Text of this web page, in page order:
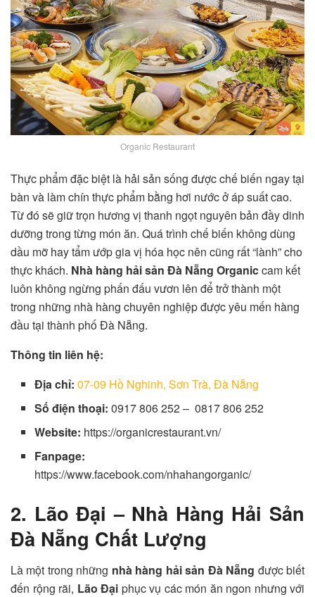
Organic Restaurant
Thực phẩm đặc biệt là hải sản sống được chế biến ngay tại
bàn và làm chín thực phẩm bằng hơi nước ở áp suất cao.
Từ đó sẽ giữ trọn hương vị thanh ngọt nguyên bản đầy dinh
dưỡng trong từng món ăn. Quá trình chế biến không dùng
dầu mỡ hay tẩm ướp gia vị hóa học nên cũng rất “lành” cho
thực khách. Nhà hàng hải sản Đà Nẵng Organiccam kết
luôn không ngừng phấn đấu vươn lên để trở thành một
trong những nhà hàng chuyên nghiệp được yêu mến hàng
đầu tại thành phố Đà Nẵng.
Thông tin liên hệ:
Địa chỉ: 07-09 Hồ Nghinh, Sơn Trà, Đà Nẵng
Số điện thoại: 0917 806 252 – 0817 806 252
Website: https://organicrestaurant.vn/
Fanpage:
https://www.facebook.com/nhahangorganic/
2. Lão Đại – Nhà Hàng Hải Sản
Đà Nẵng Chất Lượng
Là một trong những nhà hàng hải sản Đà Nẵng được biết
đến rộng rãi, Lão Đại phục vụ các món ăn ngon nhưng với